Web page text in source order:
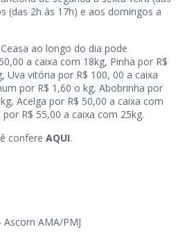
(das 2h às 17h) e aos domingos a
ao longo do dia pode
a caixa com 18kg, Pinha por R$
Uva vitória por R$ 100, 00 a caixa
por R$ 1,60 o kg, Abobrinha por
Acelga por R$ 50,00 a caixa com
R$ 55,00 a caixa com 25kg.
confere AQUI.
AMA/PMJ